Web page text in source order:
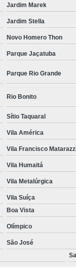
Jardim Marek
Jardim Stella
Novo Homero Thon
Parque Jaçatuba
Parque Rio Grande
Rio Bonito
Sítio Taquaral
Vila América
Vila Francisco
Vila Humaitá
Vila Metalúrgica
Vila Suíça
Boa Vista
Olímpico
São José